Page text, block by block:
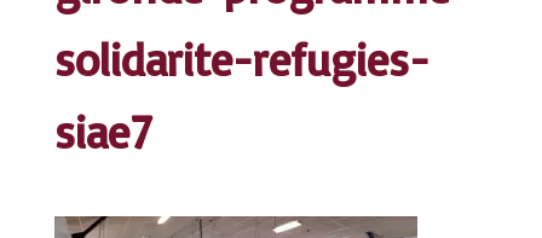
solidarite-refugies-
siae7